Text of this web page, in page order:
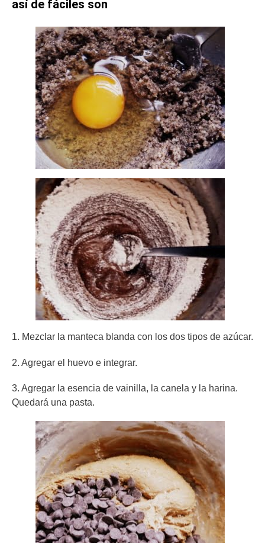
así de fáciles son
1. Mezclar la manteca blanda con los dos tipos de azúcar.
2. Agregar el huevo e integrar.
3. Agregar la esencia de vainilla, la canela y la harina.
Quedará una pasta.